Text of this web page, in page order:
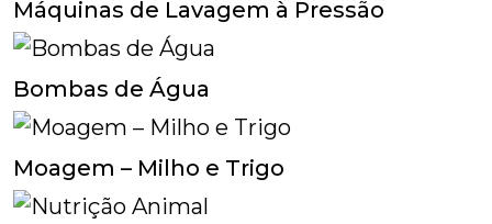
Máquinas de Lavagem à Pressão
Bombas de Água
Moagem – Milho e Trigo